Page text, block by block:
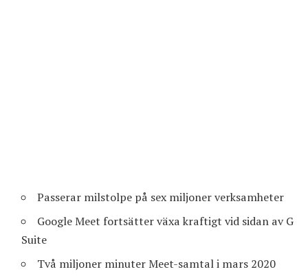
Passerar milstolpe på sex miljoner verksamheter
Google Meet fortsätter växa kraftigt vid sidan av G
Suite
Två miljoner minuter Meet-samtal i mars 2020